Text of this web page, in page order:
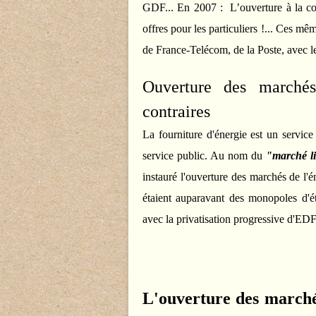
GDF... En 2007 : L’ouverture à la
offres pour les particuliers !... Ces
de France-Telécom, de la Poste, avec
Ouverture des
contraires
La fourniture d'énergie est un
service public. Au nom du "marché
instauré l'ouverture des marchés de
étaient auparavant des monopoles
avec la privatisation progressive
L'ouverture des